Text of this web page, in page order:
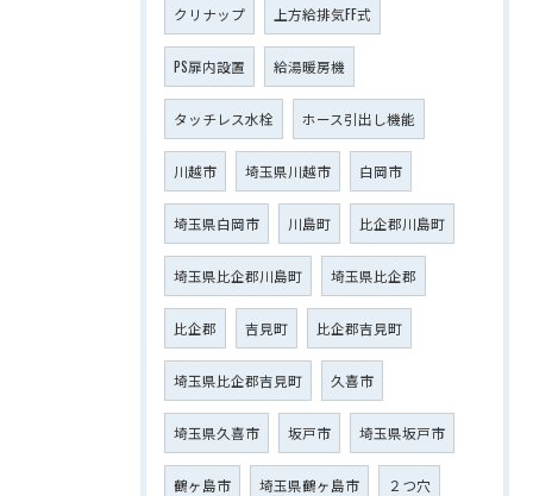
クリナップ 上方給排気FF式
PS扉内設置 給湯暖房機
タッチレス水栓 ホース引出し機能
川越市 埼玉県川越市 白岡市
埼玉県白岡市 川島町 比企郡川島町
埼玉県比企郡川島町 埼玉県比企郡
比企郡 吉見町 比企郡吉見町
埼玉県比企郡吉見町 久喜市
埼玉県久喜市 坂戸市 埼玉県坂戸市
鶴ヶ島市 埼玉県鶴ヶ島市 ２つ穴